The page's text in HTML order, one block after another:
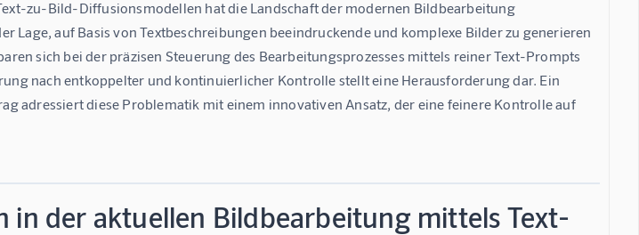
zu-Bild-Diffusionsmodellen hat die Landschaft der modernen Bildbearbeitung
Lage, auf Basis von Textbeschreibungen beeindruckende und komplexe Bilder zu generieren
sich bei der präzisen Steuerung des Bearbeitungsprozesses mittels reiner Text-Prompts
nach entkoppelter und kontinuierlicher Kontrolle stellt eine Herausforderung dar. Ein
adressiert diese Problematik mit einem innovativen Ansatz, der eine feinere Kontrolle auf
in der aktuellen Bildbearbeitung mittels Text-